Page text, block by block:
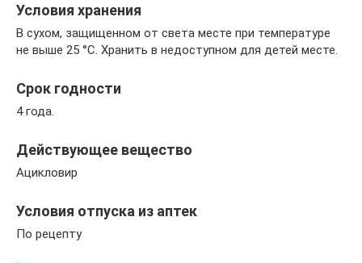
Условия хранения
В сухом, защищенном от света месте при температуре
не выше 25 °С. Хранить в недоступном для детей месте.
Срок годности
4 года.
Действующее вещество
Ацикловир
Условия отпуска из аптек
По рецепту